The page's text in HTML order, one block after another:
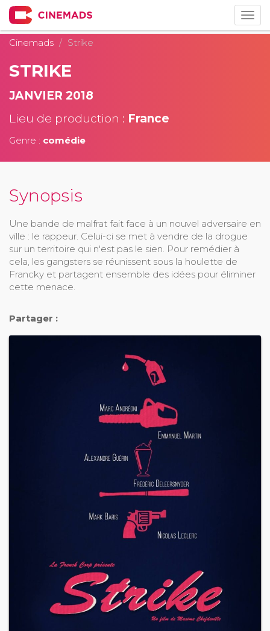
Cinemads
Strike
STRIKE
JANVIER 2018
Lieu de production : France
Genre : comédie
Synopsis
Une bande de malfrat fait face à un nouvel adversaire en
ville : le rappeur. Celui-ci se met à vendre de la drogue
sur un territoire qui n'est pas le sien. Pour remédier à
cela, les gangsters se réunissent sous la houlette de
Francky et partagent ensemble des idées pour éliminer
cette menace.
Partager :